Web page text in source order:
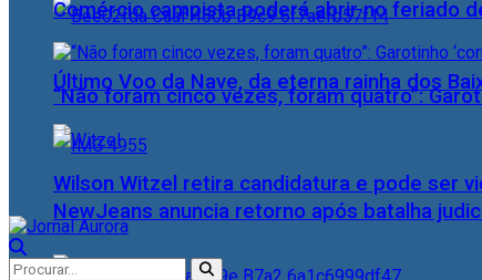
Último Voo da Nave, da eterna rainha dos
NewJeans anuncia retorno após batalha
Comércio campista poderá abrir no feriado
“Não foram cinco vezes, foram quatro”:
Wilson Witzel retira candidatura e pode ser